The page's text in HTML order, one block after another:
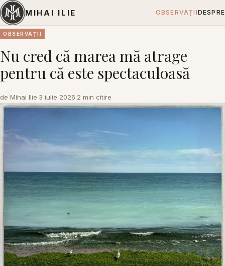
MIHAI ILIE OBSERVAȚIIDESPRE
OBSERVAȚII
Nu cred că marea mă atrage
pentru că este spectaculoasă
de Mihai Ilie·3 iulie 2026·2 min citire